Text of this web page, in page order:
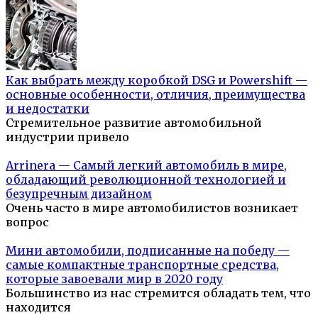
Как выбрать между коробкой DSG и Powershift —
основные особенности, отличия, преимущества
и недостатки
Стремительное развитие автомобильной
индустрии привело
Arrinera — Самый легкий автомобиль в мире,
обладающий революционной технологией и
безупречным дизайном
Очень часто в мире автомобилистов возникает
вопрос
Мини автомобили, подписанные на победу —
самые компактные транспортные средства,
которые завоевали мир в 2020 году
Большинство из нас стремится обладать тем, что
находится